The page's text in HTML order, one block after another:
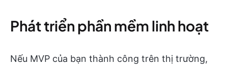
Phát triển phần mềm linh hoạt
Nếu MVP của bạn thành công trên thị trường,